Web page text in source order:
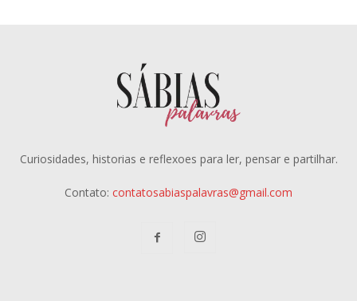
Curiosidades, historias e reflexoes para ler, pensar e partilhar.
Contato: contatosabiaspalavras@gmail.com